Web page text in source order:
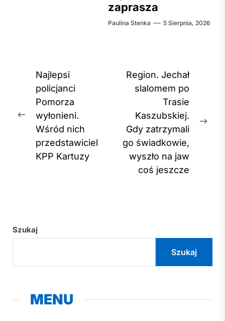
zaprasza
Paulina Stenka 5 Sierpnia, 2026
Nawigacja
wpisu
Previous
post:
Najlepsi
policjanci
Pomorza
wyłonieni.
Wśród nich
przedstawiciel
KPP Kartuzy
Region. Jechał
slalomem po
Trasie
Kaszubskiej.
Gdy zatrzymali
go świadkowie,
wyszło na jaw
coś jeszcze
Szukaj
Szukaj
MENU